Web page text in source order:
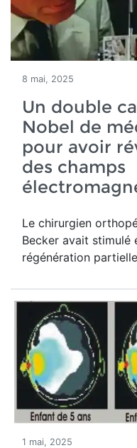
8 mai, 2025
Un double
Nobel de
pour avoir
des champs
Le chirurgien
Becker avait stimulé
régénération
1 mai, 2025